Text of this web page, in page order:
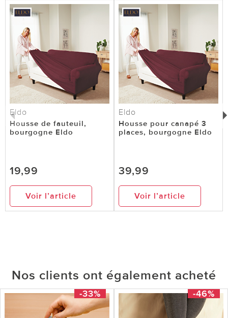
Eldo
Housse de fauteuil,
bourgogne Eldo
19,99
Voir l’article
Eldo
Housse pour canapé 3
places, bourgogne Eldo
39,99
Voir l’article
Nos clients ont également acheté
-33% -46%